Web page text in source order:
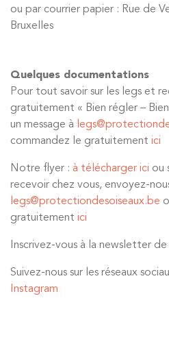
ou par courrier papier : Rue de
Bruxelles
Quelques documentations
Pour tout savoir sur les legs et
gratuitement « Bien régler –
un message à
commandez le gratuitement ici
Notre flyer : à télécharger ici ou
recevoir chez vous, envoyez-
legs@protectiondesoiseaux.be
gratuitement ici
Inscrivez-vous à la newsletter de
Suivez-nous sur les réseaux
Instagram